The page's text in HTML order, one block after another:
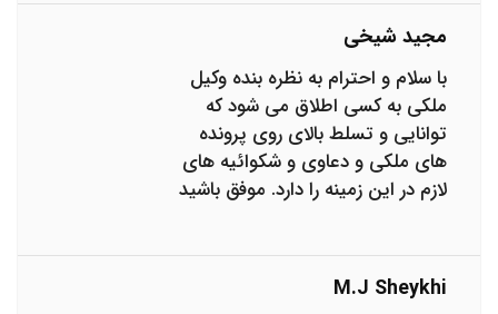
مجید شیخی
با سلام و احترام به نظره بنده وکیل
ملکی به کسی اطلاق می شود که
توانایی و تسلط بالای روی پرونده
های ملکی و دعاوی و شکوائیه های
لازم در این زمینه را دارد. موفق باشید
M.j Sheykhi